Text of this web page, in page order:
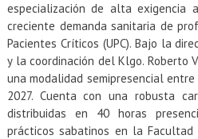
especialización de alta exigencia
creciente demanda sanitaria de
Pacientes Críticos (UPC). Bajo la
y la coordinación del Klgo. Roberto
una modalidad semipresencial
2027. Cuenta con una robusta
distribuidas en 40 horas
prácticos sabatinos en la